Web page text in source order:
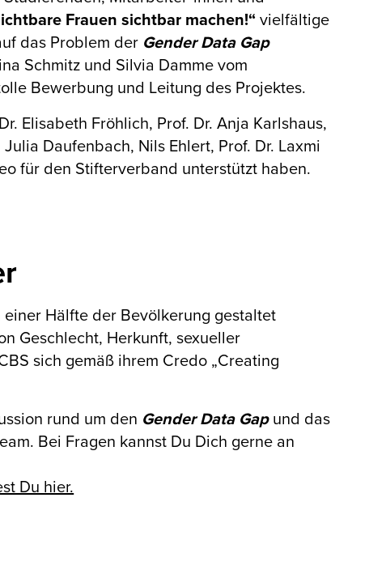
Frauen sichtbar machen!“vielfältige
das Problem der Gender Data Gap
Schmitz und Silvia Damme vom
Bewerbung und Leitung des Projektes.
Elisabeth Fröhlich, Prof. Dr. Anja Karlshaus,
Daufenbach, Nils Ehlert, Prof. Dr. Laxmi
für den Stifterverband unterstützt haben.
Hälfte der Bevölkerung gestaltet
Geschlecht, Herkunft, sexueller
sich gemäß ihrem Credo „Creating
rund um den Gender Data Gapund das
Bei Fragen kannst Du Dich gerne an
Du hier.